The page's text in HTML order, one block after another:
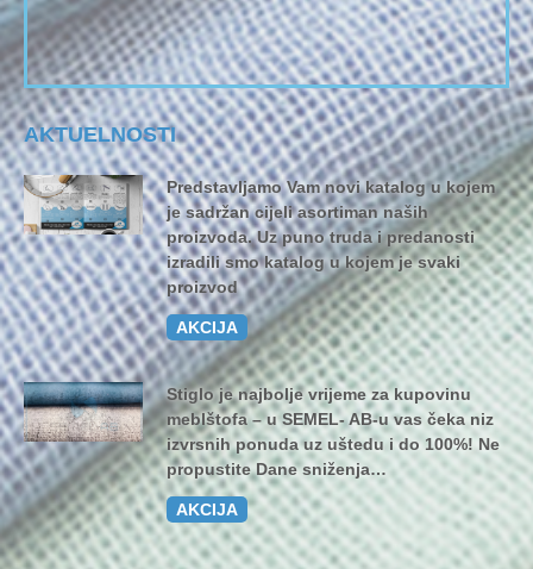
AKTUELNOSTI
Predstavljamo Vam novi katalog u kojem
je sadržan cijeli asortiman naših
proizvoda. Uz puno truda i predanosti
izradili smo katalog u kojem je svaki
proizvod
AKCIJA
Stiglo je najbolje vrijeme za kupovinu
meblštofa – u SEMEL- AB-u vas čeka niz
izvrsnih ponuda uz uštedu i do 100%! Ne
propustite Dane sniženja…
AKCIJA